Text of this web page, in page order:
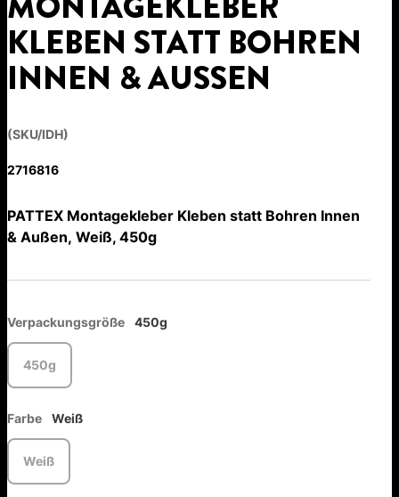
KLEBEN STATT BOHREN
INNEN & AUSSEN
(SKU/IDH)
2716816
PATTEX Montagekleber Kleben statt Bohren Innen
& Außen, Weiß, 450g
Verpackungsgröße 450g
450g
Farbe Weiß
Weiß